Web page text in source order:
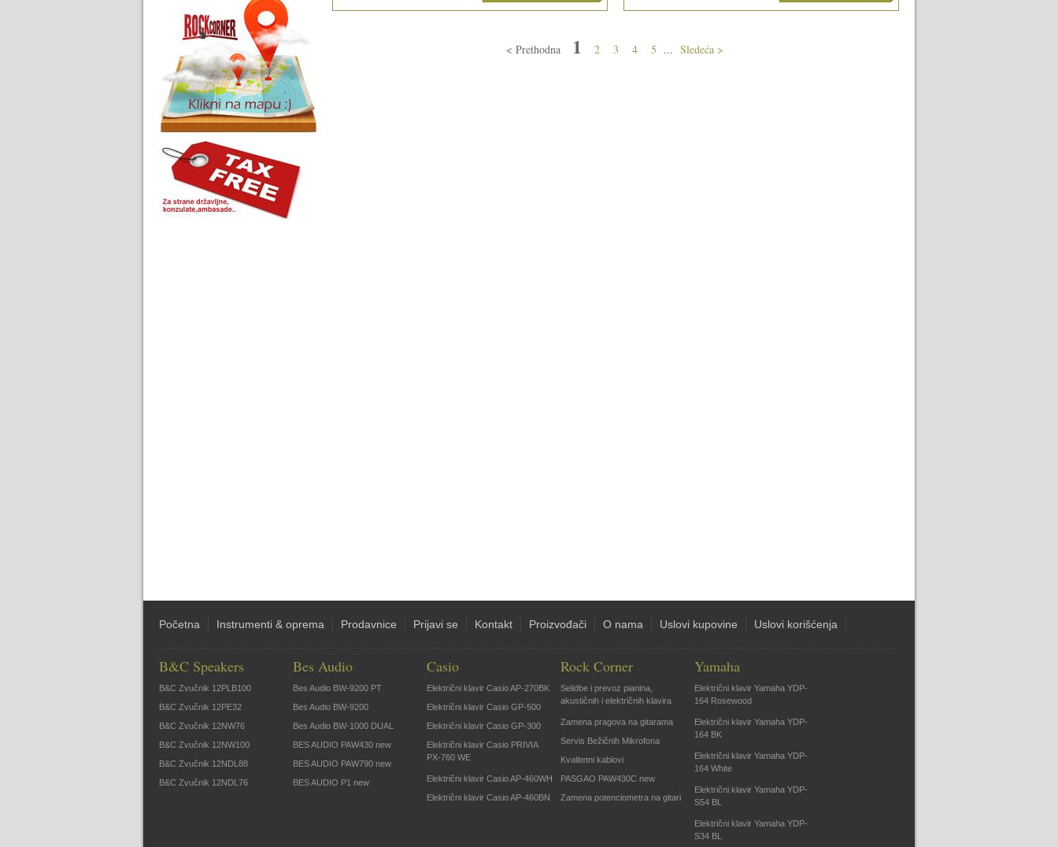
< Prethodna 1 2 3 4 5 ... Sledeća >
Početna Instrumenti & oprema Prodavnice Prijavi se Kontakt Proizvođači O nama Uslovi kupovine Uslovi korišćenja
B&C Speakers
B&C Zvučnik 12PLB100
B&C Zvučnik 12PE32
B&C Zvučnik 12NW76
B&C Zvučnik 12NW100
B&C Zvučnik 12NDL88
B&C Zvučnik 12NDL76
Bes Audio
Bes Audio BW-9200 PT
Bes Audio BW-9200
Bes Audio BW-1000 DUAL
BES AUDIO PAW430 new
BES AUDIO PAW790 new
BES AUDIO P1 new
Casio
Električni klavir Casio AP-270BK
Električni klavir Casio GP-500
Električni klavir Casio GP-300
Električni klavir Casio PRIVIA
PX-760 WE
Električni klavir Casio AP-460WH
Električni klavir Casio AP-460BN
Rock Corner
Selidbe i prevoz pianina,
akustičnih i električnih klavira
Zamena pragova na gitarama
Servis Bežičnih Mikrofona
Kvalitetni kablovi
PASGAO PAW430C new
Zamena potenciometra na gitari
Yamaha
Električni klavir Yamaha YDP-
164 Rosewood
Električni klavir Yamaha YDP-
164 BK
Električni klavir Yamaha YDP-
164 White
Električni klavir Yamaha YDP-
S54 BL
Električni klavir Yamaha YDP-
S34 BL